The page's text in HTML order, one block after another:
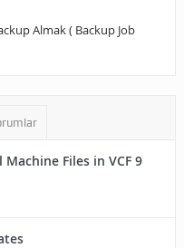
Almak ( Backup Job
Files in VCF 9